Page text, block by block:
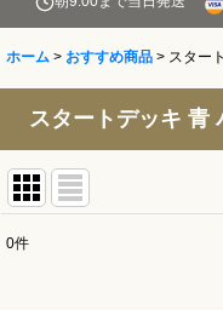
ホーム > おすすめ商品 > スター
スタートデッキ 青
0件